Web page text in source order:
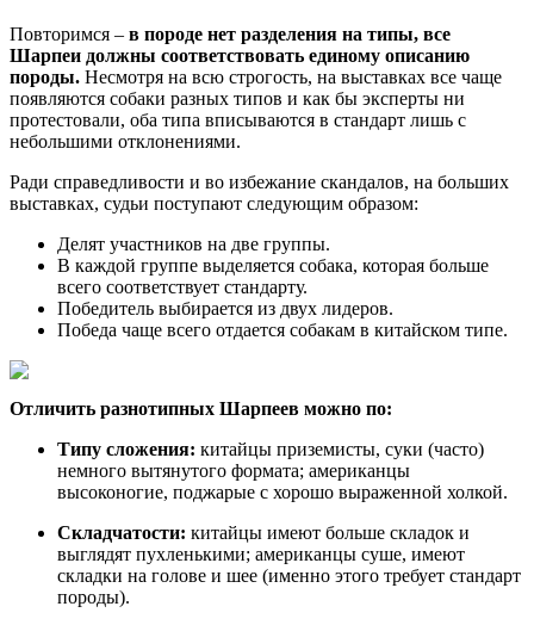
Повторимся – в породе нет разделения на типы, все
Шарпеи должны соответствовать единому описанию
породы. Несмотря на всю строгость, на выставках все чаще
появляются собаки разных типов и как бы эксперты ни
протестовали, оба типа вписываются в стандарт лишь с
небольшими отклонениями.
Ради справедливости и во избежание скандалов, на больших
выставках, судьи поступают следующим образом:
Делят участников на две группы.
В каждой группе выделяется собака, которая больше
всего соответствует стандарту.
Победитель выбирается из двух лидеров.
Победа чаще всего отдается собакам в китайском типе.
Отличить разнотипных Шарпеев можно по:
Типу сложения: китайцы приземисты, суки (часто)
немного вытянутого формата; американцы
высоконогие, поджарые с хорошо выраженной холкой.
Складчатости: китайцы имеют больше складок и
выглядят пухленькими; американцы суше, имеют
складки на голове и шее (именно этого требует стандарт
породы).